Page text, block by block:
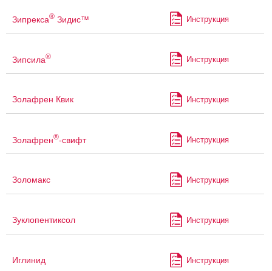
Зипрекса® Зидис™ Инструкция
Зипсила® Инструкция
Золафрен Квик Инструкция
Золафрен®-свифт Инструкция
Золомакс Инструкция
Зуклопентиксол Инструкция
Иглинид Инструкция